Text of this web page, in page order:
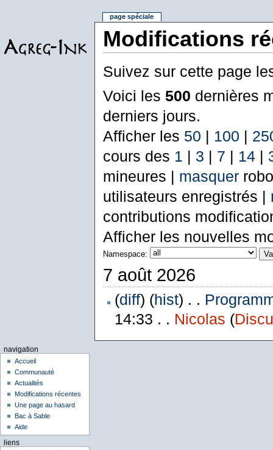
Modifications
Suivez sur cette page
Voici les 500 dernières
derniers jours.
Afficher les 50 | 100 |
cours des 1 | 3 | 7 | 14|
mineures | masquer
utilisateurs enregistrés |
contributions
Afficher les nouvelles
Namespace:
7 août 2026
(diff) (hist) . .
14:33 . . Nicolas (
page spéciale
navigation
Accueil
Communauté
Actualités
Modifications récentes
Une page au hasard
Bac à Sable
Aide
liens